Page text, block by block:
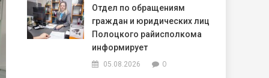
Отдел по обращениям
граждан и юридических лиц
Полоцкого райисполкома
информирует
05.08.2026 0